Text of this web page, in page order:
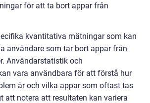
för att ta bort appar från
kvantitativa mätningar som kan
användare som tar bort appar från
Användarstatistik och
vara användbara för att förstå hur
är och vilka appar som oftast tas
att notera att resultaten kan variera